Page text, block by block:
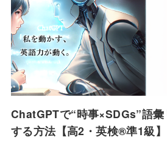
ChatGPTで“時事×SDGs”語
する方法【高2・英検®️準1級】